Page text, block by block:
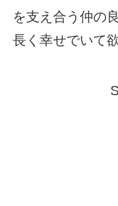
を支え合う仲の
長く幸せでいて